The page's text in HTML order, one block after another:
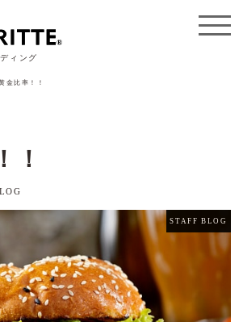
ィング
金比率！！
！
STAFF BLOG